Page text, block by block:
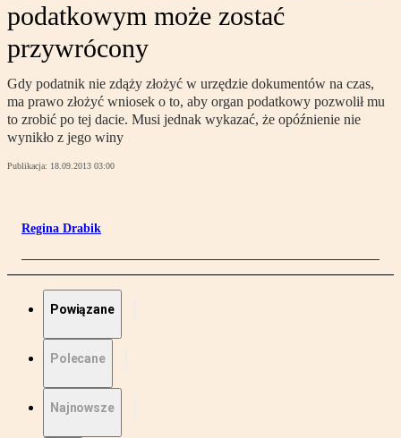
podatkowym może zostać
przywrócony
Gdy podatnik nie zdąży złożyć w urzędzie dokumentów na czas,
ma prawo złożyć wniosek o to, aby organ podatkowy pozwolił mu
to zrobić po tej dacie. Musi jednak wykazać, że opóźnienie nie
wynikło z jego winy
Publikacja: 18.09.2013 03:00
Regina Drabik
Powiązane
Polecane
Najnowsze